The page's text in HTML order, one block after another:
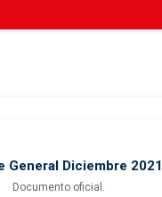
General Diciembre 2021
Documento oficial.